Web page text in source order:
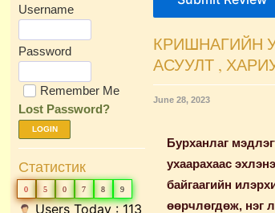
Username
Password
Remember Me
Lost Password?
LOGIN
Статистик
0 5 0 7 8 9
Users Today : 113
КРИШНАГИЙН
АСУУЛТ ,
June 28, 2023
Бурханлаг
ухаарахаас
байгаагийн
өөрчлөгдөж, нэг